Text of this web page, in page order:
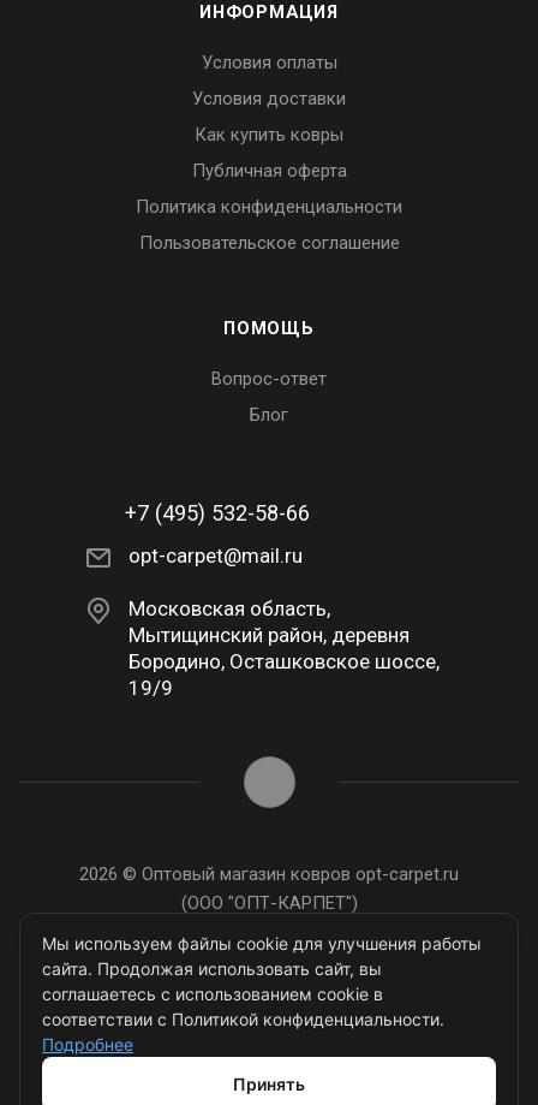
ИНФОРМАЦИЯ
Условия оплаты
Условия доставки
Как купить ковры
Публичная оферта
Политика конфиденциальности
Пользовательское соглашение
ПОМОЩЬ
Вопрос-ответ
Блог
+7 (495) 532-58-66
opt-carpet@mail.ru
Московская область,
Мытищинский район, деревня
Бородино, Осташковское шоссе,
19/9
2026 © Оптовый магазин ковров opt-carpet.ru
(ООО "ОПТ-КАРПЕТ")
ИНН: 7743907105
Мы используем файлы cookie для улучшения работы
сайта. Продолжая использовать сайт, вы
соглашаетесь с использованием cookie в
соответствии с Политикой конфиденциальности.
Подробнее
Принять